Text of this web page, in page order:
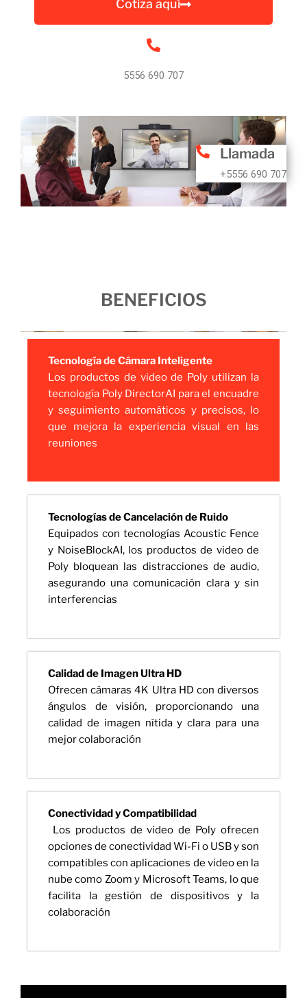
Cotiza aquí
5556 690 707
Llamada
+5556 690 707
BENEFICIOS
Tecnología de Cámara Inteligente
Los productos de video de Poly utilizan la
tecnología Poly DirectorAI para el encuadre
y seguimiento automáticos y precisos, lo
que mejora la experiencia visual en las
reuniones
Tecnologías de Cancelación de Ruido
Equipados con tecnologías Acoustic Fence
y NoiseBlockAI, los productos de video de
Poly bloquean las distracciones de audio,
asegurando una comunicación clara y sin
interferencias
Calidad de Imagen Ultra HD
Ofrecen cámaras 4K Ultra HD con diversos
ángulos de visión, proporcionando una
calidad de imagen nítida y clara para una
mejor colaboración
Conectividad y Compatibilidad
Los productos de video de Poly ofrecen
opciones de conectividad Wi-Fi o USB y son
compatibles con aplicaciones de video en la
nube como Zoom y Microsoft Teams, lo que
facilita la gestión de dispositivos y la
colaboración